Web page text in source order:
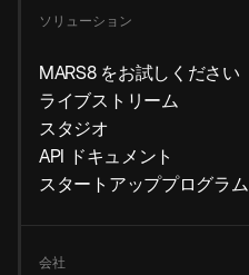
ソリューション
MARS8 をお試しください
ライブストリーム
スタジオ
API ドキュメント
スタートアッププログラム
会社